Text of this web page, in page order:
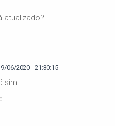
atualizado?
06/2020 - 21:30:15
sim.
0